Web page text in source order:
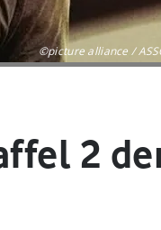
©picture alliance /
2